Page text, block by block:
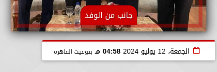
جانب من الوفد
الجمعة، 12 يوليو 2024 04:58 مـ بتوقيت القاهرة